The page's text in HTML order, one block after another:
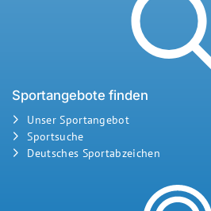
Sportangebote finden
Unser Sportangebot
Sportsuche
Deutsches Sportabzeichen